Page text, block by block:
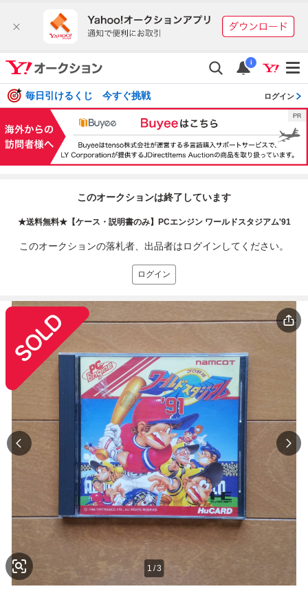
i
毎日引けるくじ 今すぐ挑戦 ログイン
このオークションは終了しています
★送料無料★【ケース・説明書のみ】PCエンジン ワールドスタジアム'91
このオークションの落札者、出品者はログインしてください。
ログイン
1 /3